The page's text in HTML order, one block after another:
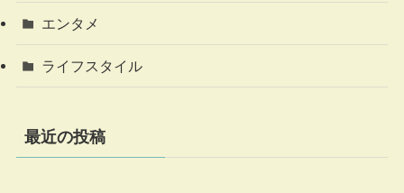
エンタメ
ライフスタイル
最近の投稿